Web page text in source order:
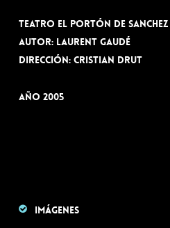
Teatro El portón de Sanchez
Autor: Laurent Gaudé
Dirección: Cristian Drut
Año 2005
Imágenes